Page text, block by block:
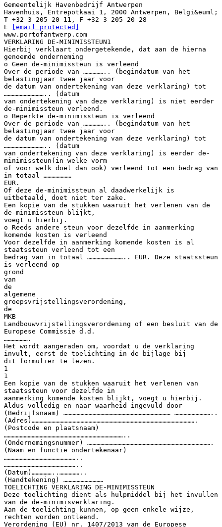
Gemeentelijk Havenbedrijf Antwerpen
Havenhuis, Entrepotkaai 1, 2000 Antwerpen, Belgi&euml;
T +32 3 205 20 11, F +32 3 205 20 28
E
[email protected]
www.portofantwerp.com
VERKLARING DE-MINIMISSTEUN1
Hierbij verklaart ondergetekende, dat aan de hierna
genoemde onderneming
o Geen de-minimissteun is verleend
Over de periode van …………….. (begindatum van het
belastingjaar twee jaar voor
de datum van ondertekening van deze verklaring) tot
………………………….. (datum
van ondertekening van deze verklaring) is niet eerder
de-minimissteun verleend.
o Beperkte de-minimissteun is verleend
Over de periode van …………….. (begindatum van het
belastingjaar twee jaar voor
de datum van ondertekening van deze verklaring) tot
………………………….. (datum
van ondertekening van deze verklaring) is eerder de-
minimissteun(in welke vorm
of voor welk doel dan ook) verleend tot een bedrag van
in totaal …………………
EUR.
Of deze de-minimissteun al daadwerkelijk is
uitbetaald, doet niet ter zake.
Een kopie van de stukken waaruit het verlenen van de
de-minimissteun blijkt,
voegt u hierbij.
o Reeds andere steun voor dezelfde in aanmerking
komende kosten is verleend
Voor dezelfde in aanmerking komende kosten is al
staatssteun verleend tot een
bedrag van in totaal ……………………….. EUR. Deze staatssteun
is verleend op
grond
van
de
algemene
groepsvrijstellingsverordening,
de
MKB
Landbouwvrijstellingsverordening of een besluit van de
Europese Commissie d.d.
……………….
Het wordt aangeraden om, voordat u de verklaring
invult, eerst de toelichting in de bijlage bij
dit formulier te lezen.
1
1
Een kopie van de stukken waaruit het verlenen van
staatssteun voor dezelfde in
aanmerking komende kosten blijkt, voegt u hierbij.
Aldus volledig en naar waarheid ingevuld door
(Bedrijfsnaam) ……………………………………………………………………… ………………………..
(Adres)…………………………………………………………………………………………………………….
(Postcode en plaatsnaam)
………………………………………………………………………………..
(Ondernemingsnummer) ………………………………………………………………………………….
(Naam en functie ondertekenaar)
………………………………………………..
………………………………………………..
(Datum)……………..……………..
(Handtekening) …………………………
TOELICHTING VERKLARING DE-MINIMISSTEUN
Deze toelichting dient als hulpmiddel bij het invullen
van de de-minimisverklaring.
Aan de toelichting kunnen, op geen enkele wijze,
rechten worden ontleend.
Verordening (EU) nr. 1407/2013 van de Europese